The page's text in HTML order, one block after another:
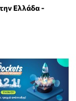
Ελλάδα -